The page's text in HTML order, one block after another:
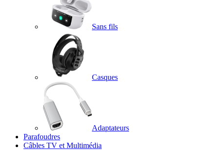
Sans fils
Casques
Adaptateurs
Parafoudres
Câbles TV et Multimédia